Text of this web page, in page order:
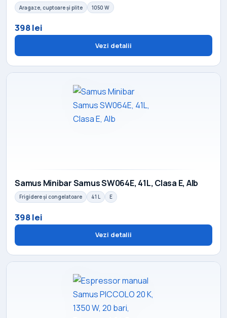
Aragaze, cuptoare și plite 1050 W
398 lei
Vezi detalii
Samus Minibar Samus SW064E, 41L, Clasa E, Alb
Frigidere și congelatoare 41 L E
398 lei
Vezi detalii